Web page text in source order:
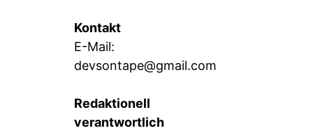
Kontakt
E-Mail:
devsontape@gmail.com
Redaktionell
verantwortlich